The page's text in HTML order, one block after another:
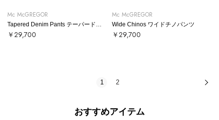
Mc McGREGOR
￥29,700
Mc McGREGOR
Wide Chinos ワイドチノパンツ
￥29,700
1 2
おすすめアイテム